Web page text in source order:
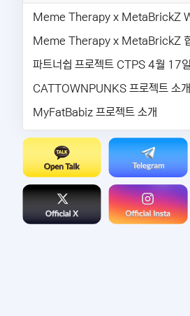
CATTOWNPUNKS 프로젝트 소개
MyFatBabiz 프로젝트 소개